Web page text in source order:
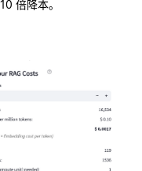
倍降本。